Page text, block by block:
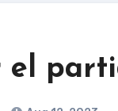
el